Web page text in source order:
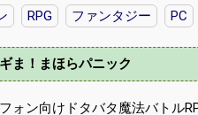
RPG ファンタジー PC
ま！まほらパニック
ォン向けドタバタ魔法バトル